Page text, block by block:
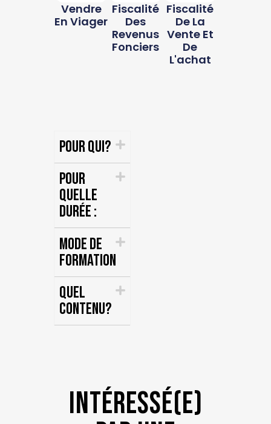
Vendre
En Viager
Fiscalité
Des
Revenus
Fonciers
Fiscalité
De La
Vente Et
De
L'achat
Pour qui?
Pour
quelle
durée :
Mode de
formation
Quel
contenu?
Intéressé(e)